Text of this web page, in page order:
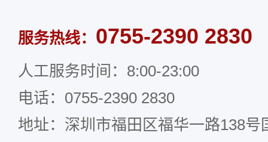
服务热线： 0755-2390 2830
人工服务时间：8:00-23:00
电话：0755-2390 2830
地址：深圳市福田区福华一路138号